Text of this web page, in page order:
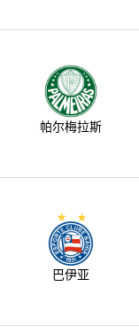
帕尔梅拉斯
巴伊亚